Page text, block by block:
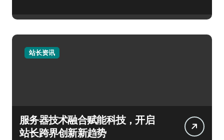
站长资讯
服务器技术融合赋能科技，开启
站长跨界创新新趋势